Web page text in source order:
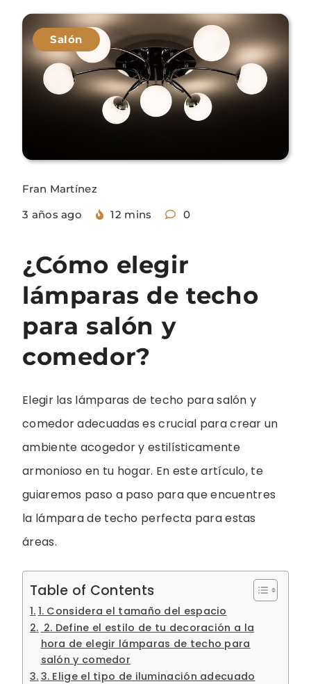
Salón
Fran Martínez
3 años ago
12 mins 0
¿Cómo elegir
lámparas de techo
para salón y
comedor?
Elegir las lámparas de techo para salón y
comedor adecuadas es crucial para crear un
ambiente acogedor y estilísticamente
armonioso en tu hogar. En este artículo, te
guiaremos paso a paso para que encuentres
la lámpara de techo perfecta para estas
áreas.
Table of Contents
1. Considera el tamaño del espacio
2. Define el estilo de tu decoración a la
hora de elegir lámparas de techo para
salón y comedor
3. Elige el tipo de iluminación adecuado